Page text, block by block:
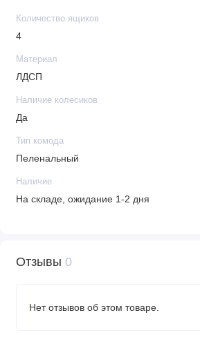
Количество ящиков
4
Материал
ЛДСП
Наличие колесиков
Да
Тип комода
Пеленальный
Наличие
На складе, ожидание 1-2 дня
Отзывы 0
Нет отзывов об этом товаре.